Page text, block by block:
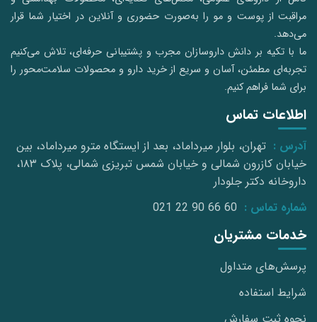
مراقبت از پوست و مو را به‌صورت حضوری و آنلاین در اختیار شما قرار
می‌دهد.
ما با تکیه بر دانش داروسازان مجرب و پشتیبانی حرفه‌ای، تلاش می‌کنیم
تجربه‌ای مطمئن، آسان و سریع از خرید دارو و محصولات سلامت‌محور را
برای شما فراهم کنیم.
اطلاعات تماس
آدرس : تهران، بلوار میرداماد، بعد از ایستگاه مترو میرداماد، بین
خیابان کازرون شمالی و خیابان شمس تبریزی شمالی، پلاک ۱۸۳،
داروخانه دکتر جلودار
شماره تماس : 021 22 90 66 60
خدمات مشتریان
پرسش‌های متداول
شرایط استفاده